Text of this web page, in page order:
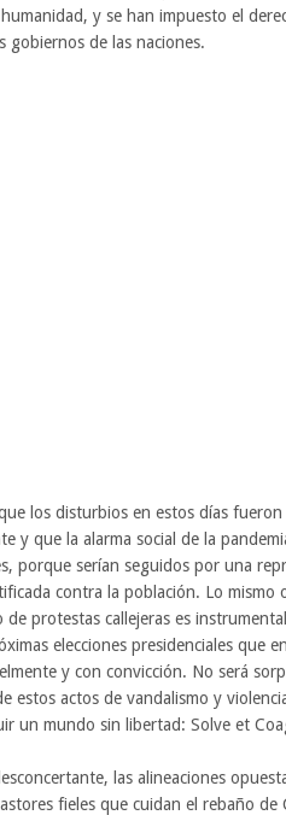
y se han impuesto el
gobiernos de las naciones.
los disturbios en estos días
y que la alarma social de la
porque serían seguidos por una
contra la población. Lo
de protestas callejeras es
elecciones presidenciales que
y con convicción. No será
estos actos de vandalismo y
un mundo sin libertad: Solve et
las alineaciones
fieles que cuidan el rebaño